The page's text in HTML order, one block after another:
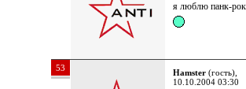
я люблю панк-
53 Hamster (гость),
10.10.2004 03:30